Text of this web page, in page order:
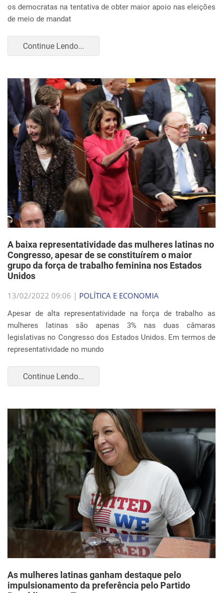
os democratas na tentativa de obter maior apoio nas eleições
de meio de mandat
Continue Lendo...
A baixa representatividade das mulheres latinas no
Congresso, apesar de se constituírem o maior
grupo da força de trabalho feminina nos Estados
Unidos
13/02/2022 09:06 | POLÍTICA E ECONOMIA
Apesar de alta representatividade na força de trabalho as
mulheres latinas são apenas 3% nas duas câmaras
legislativas no Congresso dos Estados Unidos. Em termos de
representatividade no mundo
Continue Lendo...
As mulheres latinas ganham destaque pelo
impulsionamento da preferência pelo Partido